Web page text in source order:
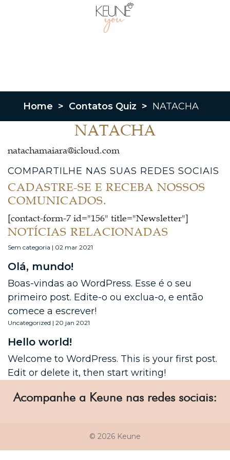
Home > Contatos Quiz > NATACHA
NATACHA
natachamaiara@icloud.com
COMPARTILHE NAS SUAS REDES SOCIAIS
CADASTRE-SE E RECEBA NOSSOS
COMUNICADOS.
[contact-form-7 id="156" title="Newsletter"]
NOTÍCIAS RELACIONADAS
Sem categoria | 02 mar 2021
Olá, mundo!
Boas-vindas ao WordPress. Esse é o seu
primeiro post. Edite-o ou exclua-o, e então
comece a escrever!
Uncategorized | 20 jan 2021
Hello world!
Welcome to WordPress. This is your first post.
Edit or delete it, then start writing!
Acompanhe a Keune nas redes sociais:
© 2026 Keune